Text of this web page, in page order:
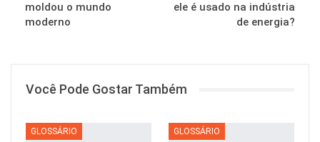
moldou o mundo
moderno
ele é usado na indústria
de energia?
Você Pode Gostar Também
GLOSSÁRIO GLOSSÁRIO